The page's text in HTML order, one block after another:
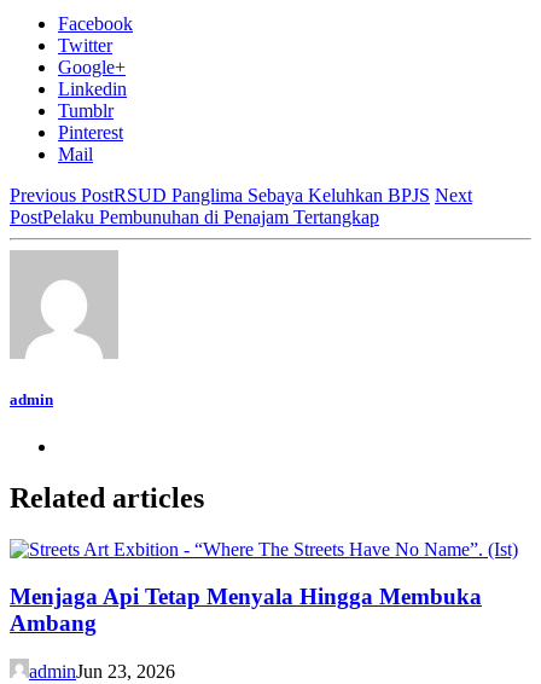
Facebook
Twitter
Google+
Linkedin
Tumblr
Pinterest
Mail
Previous PostRSUD Panglima Sebaya Keluhkan BPJS Next
PostPelaku Pembunuhan di Penajam Tertangkap
admin
Related articles
Menjaga Api Tetap Menyala Hingga Membuka
Ambang
adminJun 23, 2026